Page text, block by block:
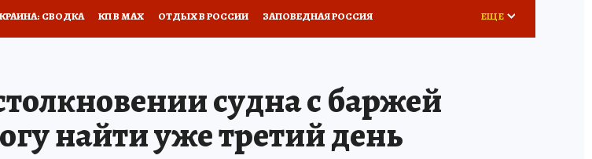
СВОДКА КП В МАХ ОТДЫХ В РОССИИ ЗАПОВЕДНАЯ РОССИЯ ЕЩЕ
судна с баржей
найти уже третий день